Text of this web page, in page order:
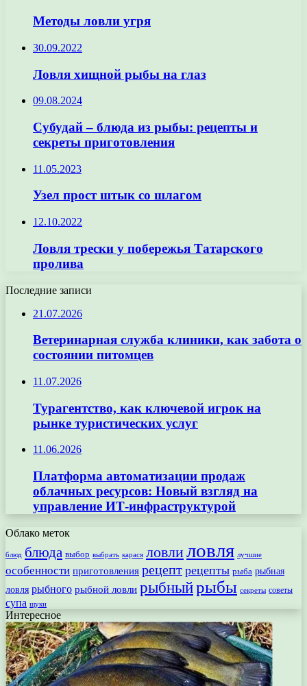
Методы ловли угря
30.09.2022
Ловля хищной рыбы на глаз
09.08.2024
Субудай – блюда из рыбы: рецепты и
секреты приготовления
11.05.2023
Узел прост штык со шлагом
12.10.2022
Ловля трески у побережья Татарского
пролива
Последние записи
21.07.2026
Ветеринарная служба клиники, как забота о
состоянии питомцев
11.07.2026
Турагентство, как ключевой игрок на
рынке туристических услуг
11.06.2026
Платформа автоматизации продаж
облачных ресурсов: Новый взгляд на
управление ИТ-инфраструктурой
Облако меток
блюд блюда выбор выбрать карася ловлиловля лучшие
особенности приготовления рецепт рецепты рыба рыбная
ловля рыбного рыбной ловли рыбныйрыбы секреты советы
супа щуки
Интересное